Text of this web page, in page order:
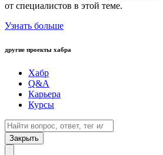
от специалистов в этой теме.
Узнать больше
другие проекты хабра
Хабр
Q&A
Карьера
Курсы
Закрыть